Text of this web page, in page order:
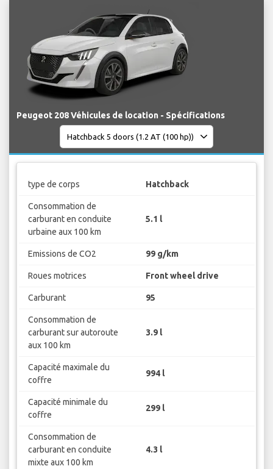
Peugeot 208 Véhicules de location - Spécifications
type de corps Hatchback
Consommation de
carburant en conduite
urbaine aux 100 km
5.1 l
Emissions de CO2 99 g/km
Roues motrices Front wheel drive
Carburant 95
Consommation de
carburant sur autoroute
aux 100 km
3.9 l
Capacité maximale du
coffre
994 l
Capacité minimale du
coffre
299 l
Consommation de
carburant en conduite
mixte aux 100 km
4.3 l